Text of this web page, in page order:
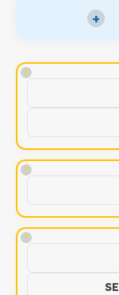
+
!
!
!